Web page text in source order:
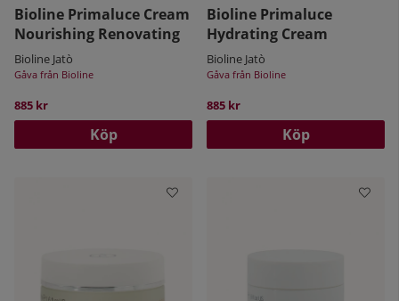
Bioline Primaluce Cream
Nourishing Renovating
Bioline Jatò
Gåva från Bioline
885 kr
Köp
Bioline Primaluce
Hydrating Cream
Bioline Jatò
Gåva från Bioline
885 kr
Köp